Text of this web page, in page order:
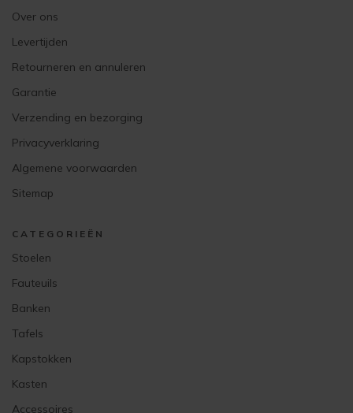
Over ons
Levertijden
Retourneren en annuleren
Garantie
Verzending en bezorging
Privacyverklaring
Algemene voorwaarden
Sitemap
CATEGORIEËN
Stoelen
Fauteuils
Banken
Tafels
Kapstokken
Kasten
Accessoires